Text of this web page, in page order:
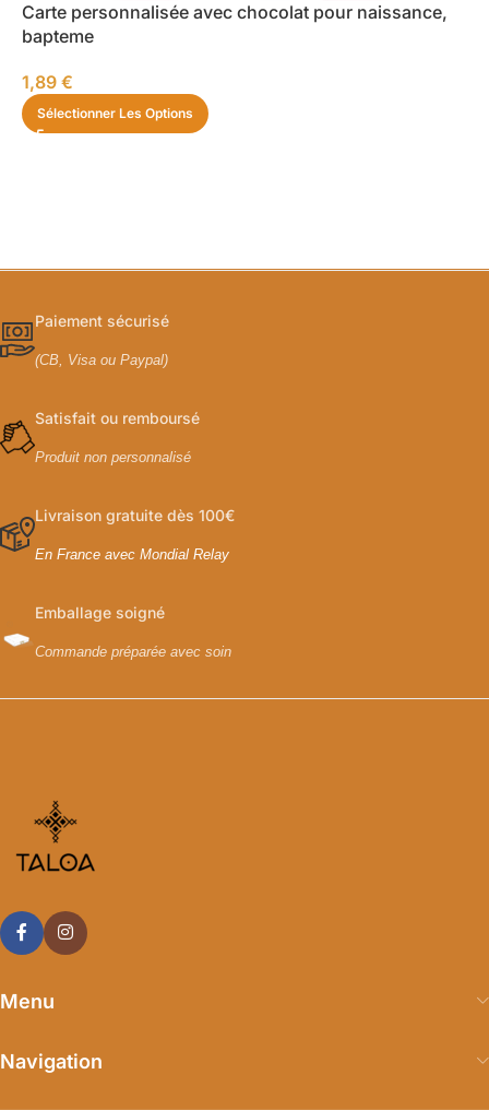
Carte personnalisée avec chocolat pour naissance,
bapteme
1,89 €
Sélectionner Les Options
Paiement sécurisé
(CB, Visa ou Paypal)
Satisfait ou remboursé
Produit non personnalisé
Livraison gratuite dès 100€
En France avec Mondial Relay
Emballage soigné
Commande préparée avec soin
Menu
Navigation